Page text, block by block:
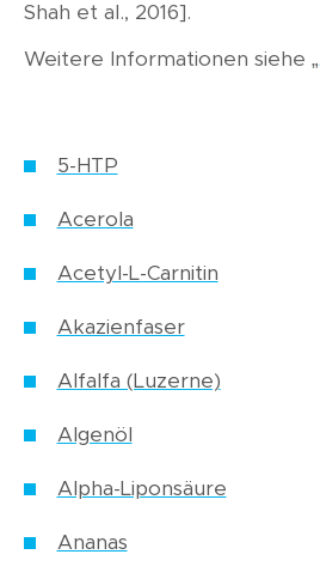
Shah et al., 2016].
Weitere Informationen siehe „
5-HTP
Acerola
Acetyl-L-Carnitin
Akazienfaser
Alfalfa (Luzerne)
Algenöl
Alpha-Liponsäure
Ananas